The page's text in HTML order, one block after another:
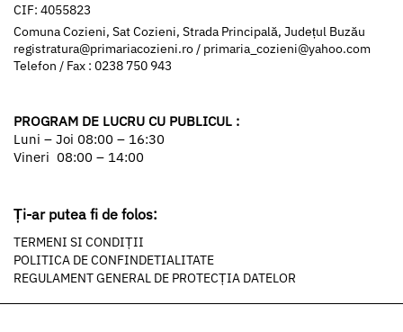
CIF: 4055823
Comuna Cozieni, Sat Cozieni, Strada Principală, Județul Buzău
registratura@primariacozieni.ro/ primaria_cozieni@yahoo.com
Telefon / Fax : 0238 750 943
PROGRAM DE LUCRU CU PUBLICUL :
Luni – Joi 08:00 – 16:30
Vineri 08:00 – 14:00
Ți-ar putea fi de folos:
TERMENI SI CONDIȚII
POLITICA DE CONFINDETIALITATE
REGULAMENT GENERAL DE PROTECȚIA DATELOR